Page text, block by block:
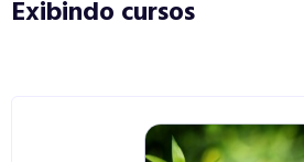
Exibindo cursos